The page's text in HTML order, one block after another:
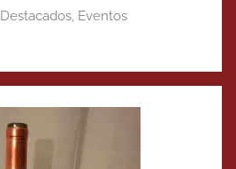
Destacados, Eventos